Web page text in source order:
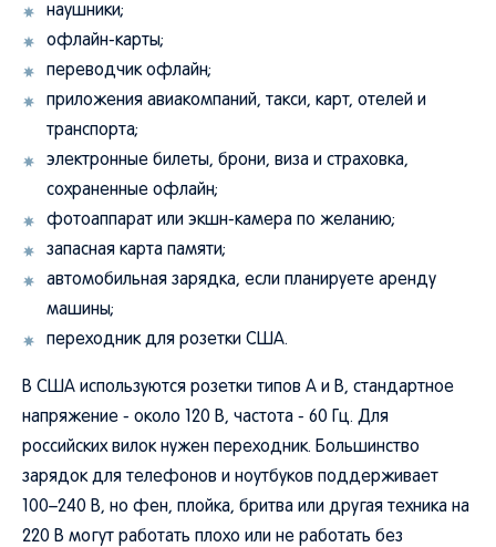
наушники;
офлайн-карты;
переводчик офлайн;
приложения авиакомпаний, такси, карт, отелей и
транспорта;
электронные билеты, брони, виза и страховка,
сохраненные офлайн;
фотоаппарат или экшн-камера по желанию;
запасная карта памяти;
автомобильная зарядка, если планируете аренду
машины;
переходник для розетки США.
В США используются розетки типов A и B, стандартное
напряжение - около 120 В, частота - 60 Гц. Для
российских вилок нужен переходник. Большинство
зарядок для телефонов и ноутбуков поддерживает
100–240 В, но фен, плойка, бритва или другая техника на
220 В могут работать плохо или не работать без